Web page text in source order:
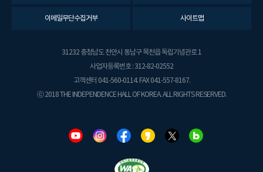
이메일무단수집거부 사이트맵
31232 충청남도 천안시 동남구 목천읍 독립기념관로 1
사업자등록번호 : 312-82-02552
고객센터 041-560-0114. FAX 041-557-8167.
ⓒ 2018 THE INDEPENDENCE HALL OF KOREA. ALL RIGHTS RESERVED.